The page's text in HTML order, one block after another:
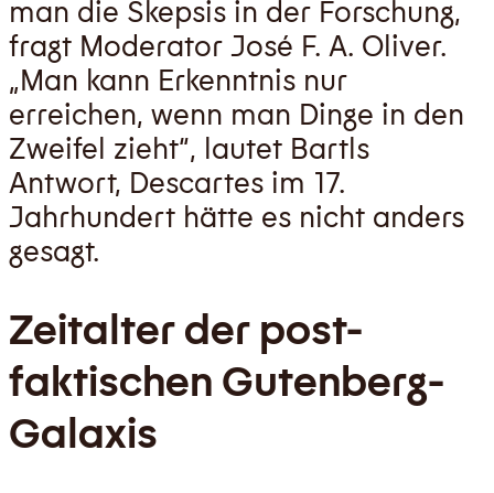
man die Skepsis in der Forschung,
fragt Moderator José F. A. Oliver.
„Man kann Erkenntnis nur
erreichen, wenn man Dinge in den
Zweifel zieht“, lautet Bartls
Antwort, Descartes im 17.
Jahrhundert hätte es nicht anders
gesagt.
Zeitalter der post-
faktischen Gutenberg-
Galaxis